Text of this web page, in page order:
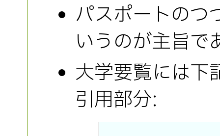
パスポートのつ
いうのが主旨で
大学要覧には下
引用部分: